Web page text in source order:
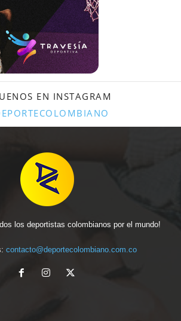
EN INSTAGRAM
los deportistas colombianos por el mundo!
contacto@deportecolombiano.com.co